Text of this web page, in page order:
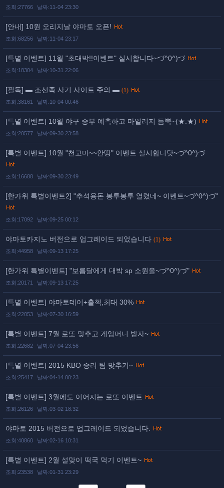
조회:27766 날짜:11-04 23:30
[안내] 10원 오리지날 야마토 오픈!
조회:68256 날짜:11-04 23:17
[특별 이벤트] 11월 "초대박!!이벤트" 실시합니다~づ^0^)づ
조회:18304 날짜:10-31 22:06
[필독] ▬ 조선족 사기 사이트 주의 ▬ (1)
조회:38161 날짜:10-04 00:46
[특별 이벤트] 10월 야구 승부 예측하고 마일리지 듬뿍~(★.★)
조회:20577 날짜:09-30 23:58
[특별 이벤트] 10월 "천고마~~안땅" 이벤트 실시합니닷~づ^0^)づ
조회:16688 날짜:09-30 23:49
[한가위 특별이벤트2] "추석용돈 봉투봉투 열렸네~ 이벤트~づ^0^)づ"
조회:17092 날짜:09-25 00:12
야마토카지노 버전으로 업그레이드 되었습니다 (1)
조회:44958 날짜:09-13 17:25
[한가위 특별이벤트] "보름달에게 대박 sp 소원을~づ^0^)づ"
조회:20171 날짜:09-13 17:25
[특별 이벤트] 야마토데이+출첵,최대 30%
조회:22053 날짜:07-30 16:59
[특별 이벤트] 7월 로또 맞추고 게임머니 받자~
조회:22682 날짜:07-04 23:56
[특별 이벤트] 2015 KBO 승리 팀 맞추기~
조회:25417 날짜:04-14 00:23
[특별 이벤트] 3월에도 이어지는 로또 이벤트
조회:26126 날짜:03-02 18:32
야마토 2015 버전으로 업그레이드 되었습니다.
조회:40860 날짜:02-16 10:31
[특별 이벤트] 2월 설맞이 떡국 먹기 이벤트~
조회:23538 날짜:01-31 23:29